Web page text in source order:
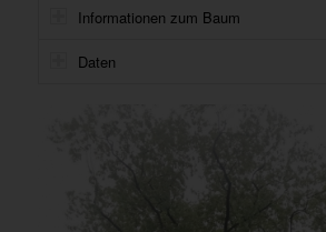
Informationen zum Baum
Daten